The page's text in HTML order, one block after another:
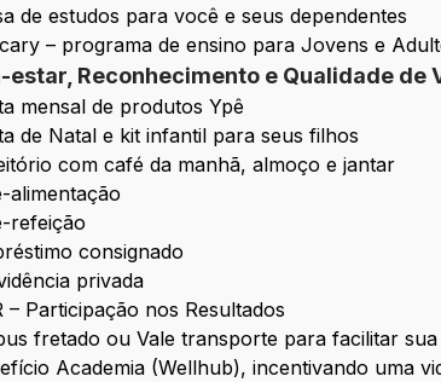
de estudos para você e seus dependentes
– programa de ensino para Jovens e
estar, Reconhecimento e Qualidade de
mensal de produtos Ypê
de Natal e kit infantil para seus filhos
com café da manhã, almoço e jantar
alimentação
refeição
consignado
privada
– Participação nos Resultados
fretado ou Vale transporte para facilitar sua
Academia (Wellhub), incentivando uma